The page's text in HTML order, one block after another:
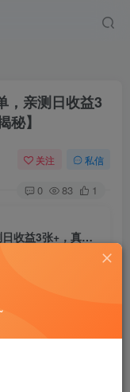
，亲测日收益3
秘】
关注 私信
0 83 1
闲鱼电影票全自动玩法，天天爆单，亲测日收益3张+，真正的0成本，躺着收米【揭秘】
买，可保存购买订单